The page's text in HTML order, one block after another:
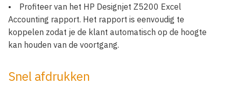
• Profiteer van het HP Designjet Z5200 Excel
Accounting rapport. Het rapport is eenvoudig te
koppelen zodat je de klant automatisch op de hoogte
kan houden van de voortgang.
Snel afdrukken